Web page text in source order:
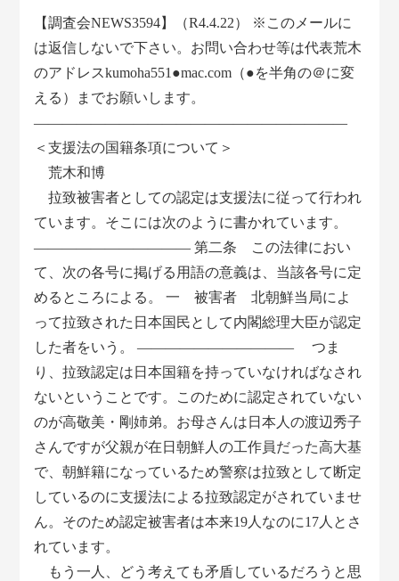
【調査会NEWS3594】（R4.4.22） ※このメールに
は返信しないで下さい。お問い合わせ等は代表荒木
のアドレスkumoha551●mac.com（●を半角の＠に変
える）までお願いします。
――――――――――――――――――――――
＜支援法の国籍条項について＞
荒木和博
拉致被害者としての認定は支援法に従って行われ
ています。そこには次のように書かれています。
——————————— 第二条 この法律におい
て、次の各号に掲げる用語の意義は、当該各号に定
めるところによる。 一 被害者 北朝鮮当局によ
って拉致された日本国民として内閣総理大臣が認定
した者をいう。 ——————————— つま
り、拉致認定は日本国籍を持っていなければなされ
ないということです。このために認定されていない
のが高敬美・剛姉弟。お母さんは日本人の渡辺秀子
さんですが父親が在日朝鮮人の工作員だった高大基
で、朝鮮籍になっているため警察は拉致として断定
しているのに支援法による拉致認定がされていませ
ん。そのため認定被害者は本来19人なのに17人とさ
れています。
もう一人、どう考えても矛盾しているだろうと思